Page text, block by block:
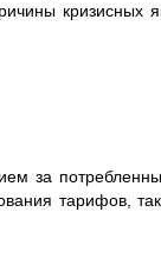
кризисных
за
тарифов,